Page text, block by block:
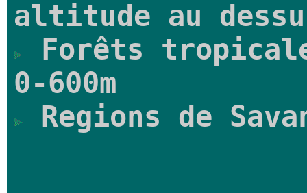
altitude au
Forêts
0-600m
Regions de